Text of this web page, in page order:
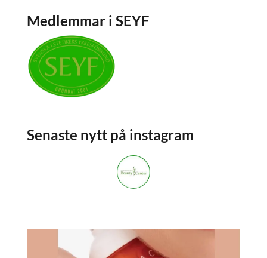
Medlemmar i SEYF
Senaste nytt på instagram